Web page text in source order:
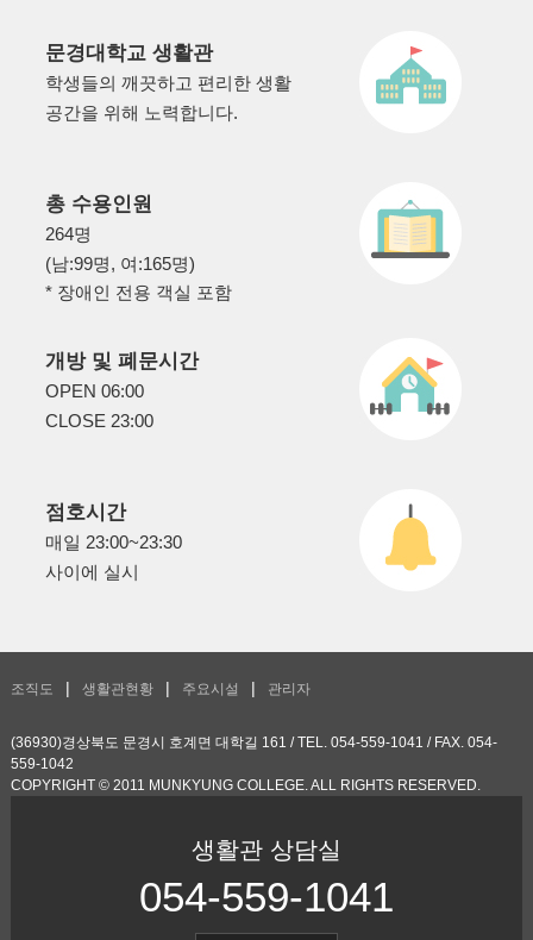
문경대학교 생활관
학생들의 깨끗하고 편리한 생활
공간을 위해 노력합니다.
총 수용인원
264명
(남:99명, 여:165명)
* 장애인 전용 객실 포함
개방 및 폐문시간
OPEN 06:00
CLOSE 23:00
점호시간
매일 23:00~23:30
사이에 실시
조직도 생활관현황 주요시설 관리자
(36930)경상북도 문경시 호계면 대학길 161 / TEL. 054-559-1041 / FAX. 054-
559-1042
COPYRIGHT © 2011 MUNKYUNG COLLEGE. ALL RIGHTS RESERVED.
생활관 상담실
054-559-1041